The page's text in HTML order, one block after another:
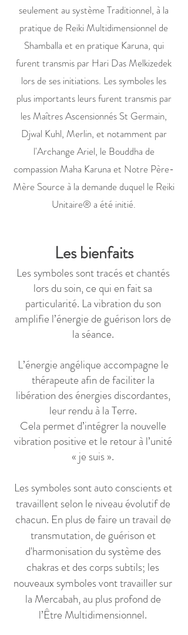
seulement au système Traditionnel, à la
pratique de Reiki Multidimensionnel de
Shamballa et en pratique Karuna, qui
furent transmis par Hari Das Melkizedek
lors de ses initiations. Les symboles les
plus importants leurs furent transmis par
les Maîtres Ascensionnés St Germain,
Djwal Kuhl, Merlin, et notamment par
l'Archange Ariel, le Bouddha de
compassion Maha Karuna et Notre Père-
Mère Source à la demande duquel le Reiki
Unitaire® a été initié.
Lesbienfaits
Les symboles sont tracés et chantés
lors du soin, ce qui en fait sa
particularité. La vibration du son
amplifie l’énergie de guérison lors de
la séance.
L’énergie angélique accompagne le
thérapeute afin de faciliter la
libération des énergies discordantes,
leur rendu à la Terre.
Cela permet d’intégrer la nouvelle
vibration positive et le retour à l’unité
« je suis ».
Les symboles sont auto conscients et
travaillent selon le niveau évolutif de
chacun. En plus de faire un travail de
transmutation, de guérison et
d'harmonisation du système des
chakras et des corps subtils; les
nouveaux symboles vont travailler sur
la Mercabah, au plus profond de
l’Être Multidimensionnel.